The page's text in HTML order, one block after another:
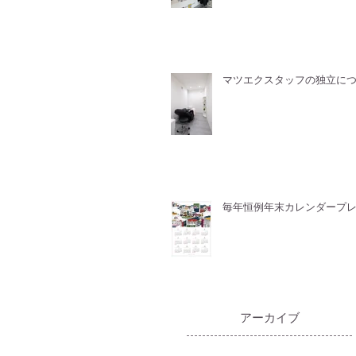
マツエクスタッフの独立に
毎年恒例年末カレンダープレ
​アーカイブ